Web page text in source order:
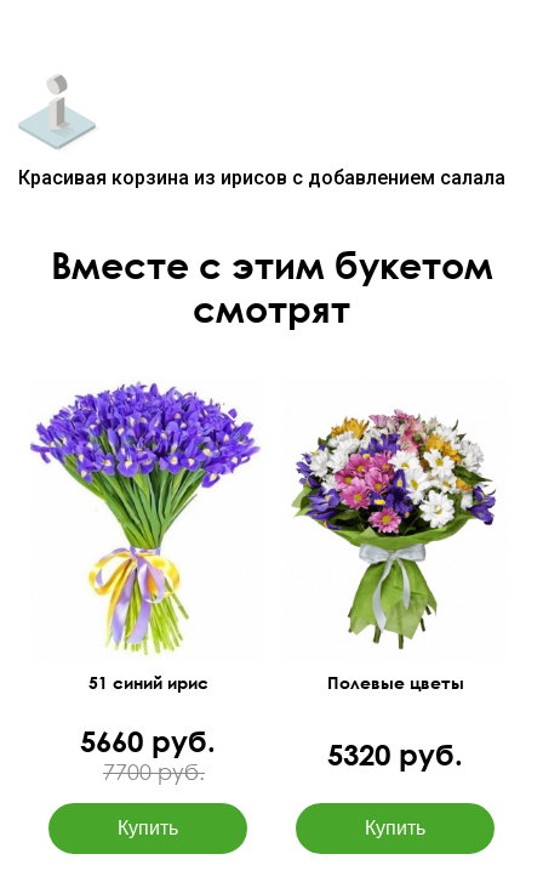
Красивая корзина из ирисов с добавлением салала
Вместе с этим букетом
смотрят
51 синий ирис
5660 руб.
7700 руб.
Полевые цветы
5320 руб.